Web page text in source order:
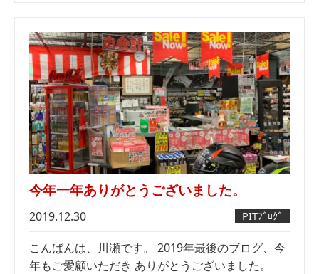
今年一年ありがとうございました。
2019.12.30 PITﾌﾞﾛｸﾞ
こんばんは、川瀬です。 2019年最後のブログ、今
年もご愛顧いただき ありがとうございました。